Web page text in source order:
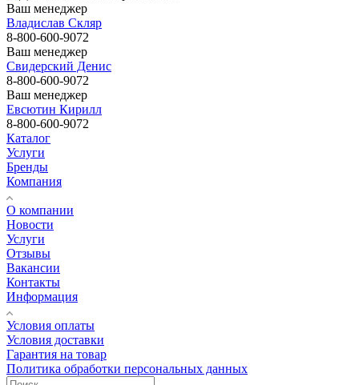
Ваш менеджер
Владислав Скляр
8-800-600-9072
Ваш менеджер
Свидерский Денис
8-800-600-9072
Ваш менеджер
Евсютин Кирилл
8-800-600-9072
Каталог
Услуги
Бренды
Компания
О компании
Новости
Услуги
Отзывы
Вакансии
Контакты
Информация
Условия оплаты
Условия доставки
Гарантия на товар
Политика обработки персональных данных